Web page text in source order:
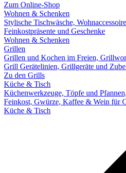
Zum Online-Shop
Wohnen & Schenken
Stylische Tischwäsche,
Feinkostpräsente und Geschenke
Wohnen & Schenken
Grillen
Grillen und Kochen im Freien,
Grill Gerätelinien, Grillgeräte und
Zu den Grills
Küche & Tisch
Küchenwerkzeuge, Töpfe und
Feinkost, Gwürze, Kaffee & Wein für
Küche & Tisch